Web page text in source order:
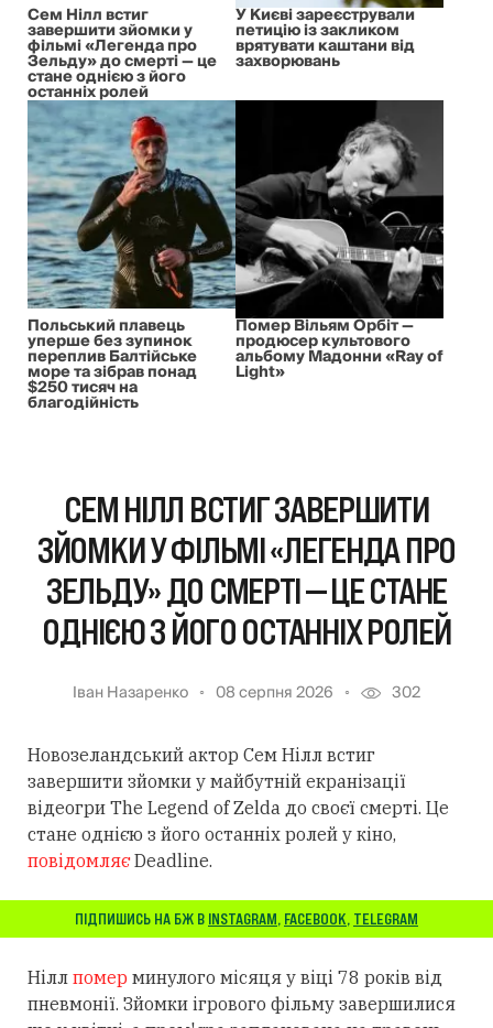
Сем Нілл встиг
завершити зйомки у
фільмі «Легенда про
Зельду» до смерті — це
стане однією з його
останніх ролей
У Києві зареєстрували
петицію із закликом
врятувати каштани від
захворювань
Польський плавець
уперше без зупинок
переплив Балтійське
море та зібрав понад
$250 тисяч на
благодійність
Помер Вільям Орбіт —
продюсер культового
альбому Мадонни «Ray of
Light»
СЕМ НІЛЛ ВСТИГ ЗАВЕРШИТИ
ЗЙОМКИ У ФІЛЬМІ «ЛЕГЕНДА ПРО
ЗЕЛЬДУ» ДО СМЕРТІ — ЦЕ СТАНЕ
ОДНІЄЮ З ЙОГО ОСТАННІХ РОЛЕЙ
Іван Назаренко 08 серпня 2026 302
Новозеландський актор Сем Нілл встиг
завершити зйомки у майбутній екранізації
відеогри The Legend of Zelda до своєї смерті. Це
стане однією з його останніх ролей у кіно,
повідомляєDeadline.
ПІДПИШИСЬ НА БЖ В INSTAGRAM, FACEBOOK, TELEGRAM
Нілл помер минулого місяця у віці 78 років від
пневмонії. Зйомки ігрового фільму завершилися